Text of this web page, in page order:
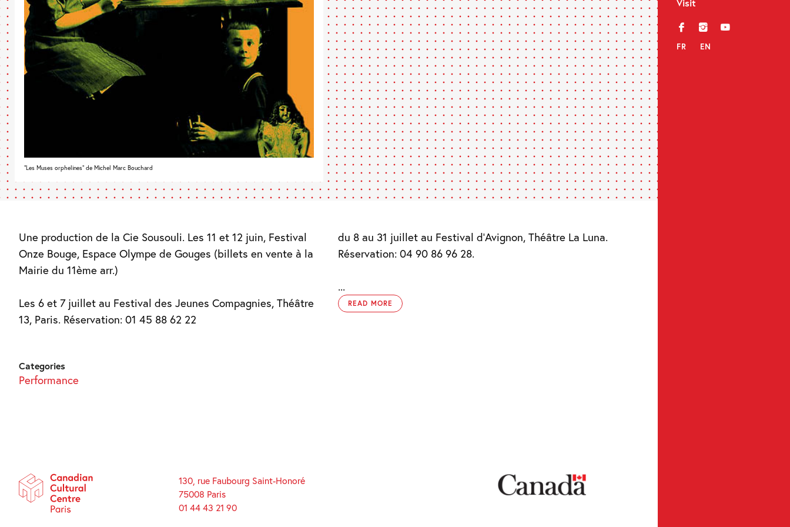
Visit
f i y
FR EN
"Les Muses orphelines" de Michel Marc Bouchard
Une production de la Cie Sousouli. Les 11 et 12 juin, Festival
Onze Bouge, Espace Olympe de Gouges (billets en vente à la
Mairie du 11ème arr.)
Les 6 et 7 juillet au Festival des Jeunes Compagnies, Théâtre
13, Paris. Réservation: 01 45 88 62 22
du 8 au 31 juillet au Festival d’Avignon, Théâtre La Luna.
Réservation: 04 90 86 96 28.
...
READ MORE
Categories
Performance
130, rue Faubourg Saint-Honoré
75008 Paris
01 44 43 21 90